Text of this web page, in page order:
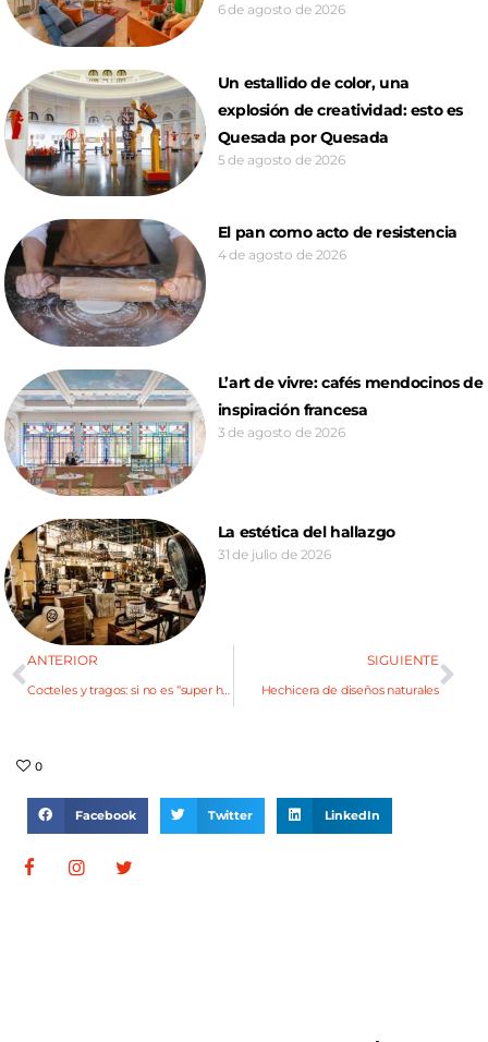
6 de agosto de 2026
Un estallido de color, una
explosión de creatividad: esto es
Quesada por Quesada
5 de agosto de 2026
El pan como acto de resistencia
4 de agosto de 2026
L’art de vivre: cafés mendocinos de
inspiración francesa
3 de agosto de 2026
La estética del hallazgo
31 de julio de 2026
ANTERIOR
Cocteles y tragos: si no es “super high” no vale
SIGUIENTE
Hechicera de diseños naturales
0
Facebook Twitter LinkedIn